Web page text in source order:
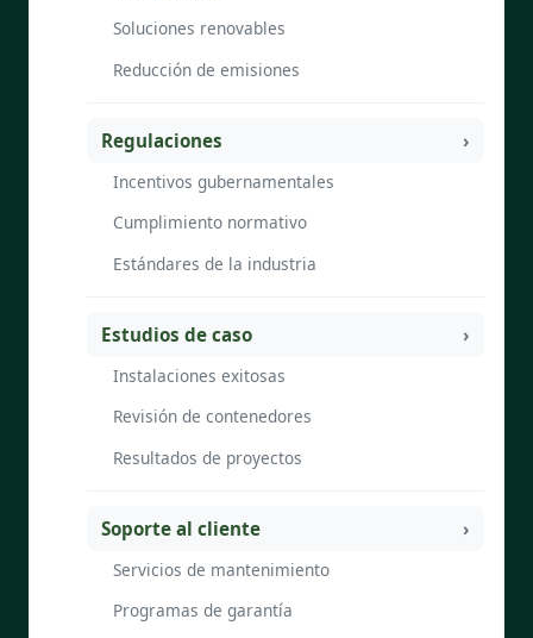
Soluciones renovables
Reducción de emisiones
Regulaciones
Incentivos gubernamentales
Cumplimiento normativo
Estándares de la industria
Estudios de caso
Instalaciones exitosas
Revisión de contenedores
Resultados de proyectos
Soporte al cliente
Servicios de mantenimiento
Programas de garantía